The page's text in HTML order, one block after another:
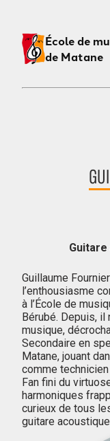
École de
de Matane
Guillaume
l’enthousiasme
à l’École de
Bérubé. Depuis, il
musique,
Secondaire en
Matane, jouant
comme
Fan fini du
harmoniques
curieux de tous
guitare